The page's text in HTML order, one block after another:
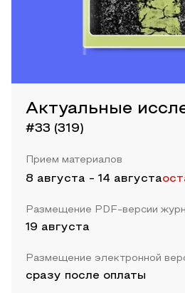
Актуальные
#33 (319)
Прием материалов
8 августа - 14 августа
Размещение PDF-версии
19 августа
Размещение электронной
сразу после оплаты